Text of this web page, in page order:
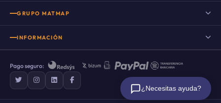
Suelo porcelánico imitación madera
Porcelanico imitacion piedra
Suelo porcelánico imitación mármol
Suelos rústicos porcelánicos
GRUPO MATMAP
INFORMACIÓN
Preguntas frecuentes
Sobre nosotros
Pago seguro:
¿Necesitas ayuda?